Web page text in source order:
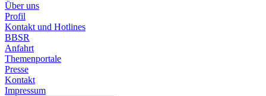
Über uns
Profil
Kontakt und Hotlines
BBSR
Anfahrt
Themenportale
Presse
Kontakt
Impressum